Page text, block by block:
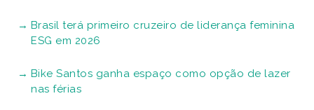
Brasil terá primeiro cruzeiro de liderança feminina
ESG em 2026
Bike Santos ganha espaço como opção de lazer
nas férias